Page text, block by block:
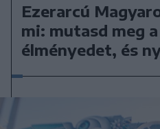
Ezerarcú
mi: mutasd meg
élményedet, és